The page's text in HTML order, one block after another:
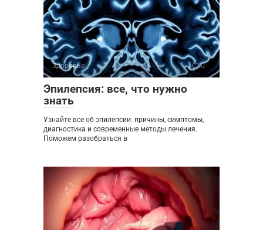
Здоровье 0
Эпилепсия: все, что нужно
знать
Узнайте все об эпилепсии: причины, симптомы,
диагностика и современные методы лечения.
Поможем разобраться в